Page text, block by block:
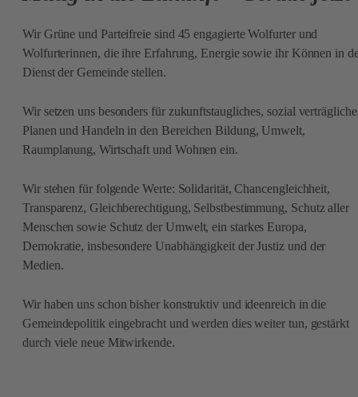
Wir Grüne und Parteifreie sind 45 engagierte Wolfurter und
Wolfurterinnen, die ihre Erfahrung, Energie sowie ihr Können in
Dienst der Gemeinde stellen.
Wir setzen uns besonders für zukunftstaugliches, sozial
Planen und Handeln in den Bereichen Bildung, Umwelt,
Raumplanung, Wirtschaft und Wohnen ein.
Wir stehen für folgende Werte: Solidarität, Chancengleichheit,
Transparenz, Gleichberechtigung, Selbstbestimmung, Schutz aller
Menschen sowie Schutz der Umwelt, ein starkes Europa,
Demokratie, insbesondere Unabhängigkeit der Justiz und der
Medien.
Wir haben uns schon bisher konstruktiv und ideenreich in die
Gemeindepolitik eingebracht und werden dies weiter tun, gestärkt
durch viele neue Mitwirkende.